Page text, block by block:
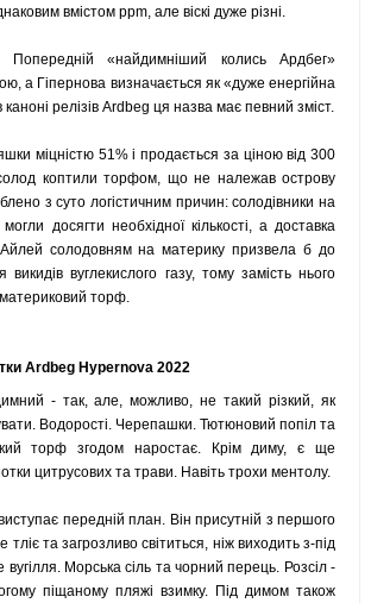
вмістом ppm, але віскі дуже різні.
Попередній «найдимніший колись Ардбег»
а Гіпернова визначається як «дуже енергійна
релізів Ardbeg ця назва має певний зміст.
міцністю 51% і продається за ціною від 300
коптили торфом, що не належав острову
з суто логістичним причин: солодівники на
досягти необхідної кількості, а доставка
солодовням на материку призвела б до
викидів вуглекислого газу, тому замість нього
торф.
Ardbeg Hypernova 2022
- так, але, можливо, не такий різкий, як
Водорості. Черепашки. Тютюновий попіл та
торф згодом наростає. Крім диму, є ще
цитрусових та трави. Навіть трохи ментолу.
передній план. Він присутній з першого
та загрозливо світиться, ніж виходить з-під
Морська сіль та чорний перець. Розсіл -
піщаному пляжі взимку. Під димом також